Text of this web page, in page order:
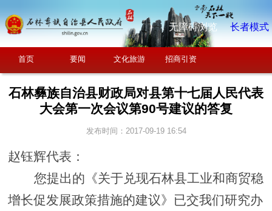
无障碍浏览 长者模式
首页 要闻 文化旅游 招商引资
石林彝族自治县财政局对县第十七届人民代表
大会第一次会议第90号建议的答复
发布时间：2017-09-19 16:54
赵钰辉代表：
您提出的《关于兑现石林县工业和商贸稳
增长促发展政策措施的建议》已交我们研究办